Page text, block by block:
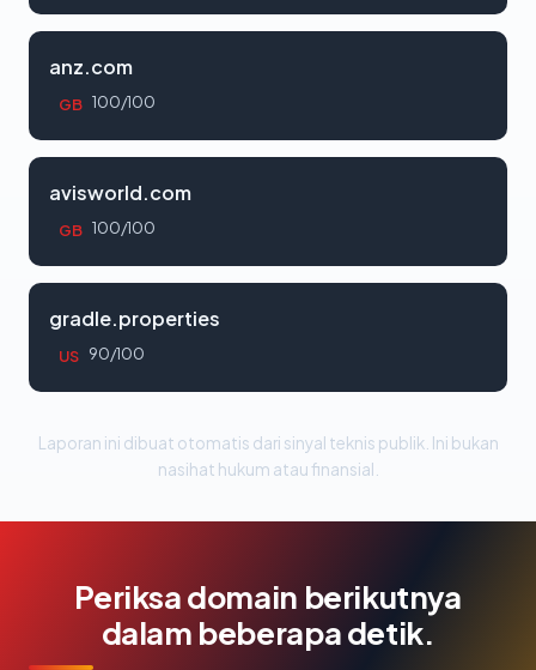
anz.com
GB 100/100
avisworld.com
GB 100/100
gradle.properties
US 90/100
Laporan ini dibuat otomatis dari sinyal teknis publik. Ini bukan
nasihat hukum atau finansial.
Periksa domain berikutnya
dalam beberapa detik.